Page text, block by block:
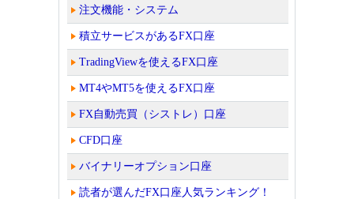
注文機能・システム
積立サービスがあるFX口座
TradingViewを使えるFX口座
MT4やMT5を使えるFX口座
FX自動売買（シストレ）口座
CFD口座
バイナリーオプション口座
読者が選んだFX口座人気ランキング！